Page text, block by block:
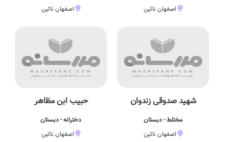
اصفهان نائین
اصفهان نائین
شهید صدوقی زندوان
مختلط - دبستان
اصفهان نائین
حبیب ابن مظاهر
دخترانه - دبستان
اصفهان نائین